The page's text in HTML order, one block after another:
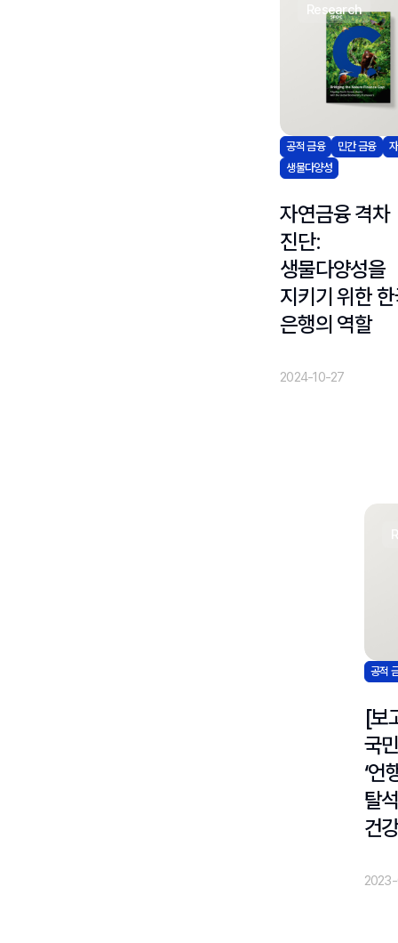
research
공적 금융
민간 금융
생물다양성
자연금융 격차
진단:
생물다양성을
지키기 위한
은행의 역할
2024-10-27
공적
[보
국
‘언
탈
건